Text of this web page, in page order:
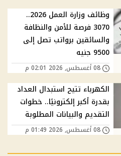
وظائف وزارة العمل 2026..
3070 فرصة للأمن والنظافة
والسائقين برواتب تصل إلى
9500 جنيه
08 أغسطس, 2026 02:01 م
الكهرباء تتيح استبدال العداد
بقدرة أكبر إلكترونيًا.. خطوات
التقديم والبيانات المطلوبة
08 أغسطس, 2026 01:49 م